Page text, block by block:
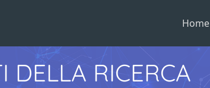
Home
DELLA RICERCA